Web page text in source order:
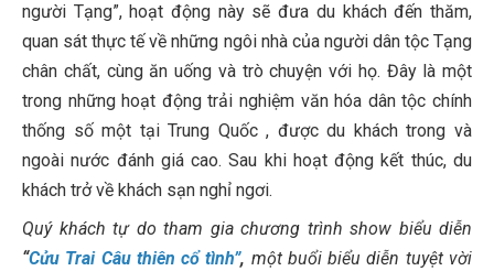
người Tạng”, hoạt động này sẽ đưa du khách đến thăm,
quan sát thực tế về những ngôi nhà của người dân tộc Tạng
chân chất, cùng ăn uống và trò chuyện với họ. Đây là một
trong những hoạt động trải nghiệm văn hóa dân tộc chính
thống số một tại Trung Quốc , được du khách trong và
ngoài nước đánh giá cao. Sau khi hoạt động kết thúc, du
khách trở về khách sạn nghỉ ngơi.
Quý khách tự do tham gia chương trình show biểu diễn
“Cửu Trai Câu thiên cổ tình”, một buổi biểu diễn tuyệt vời